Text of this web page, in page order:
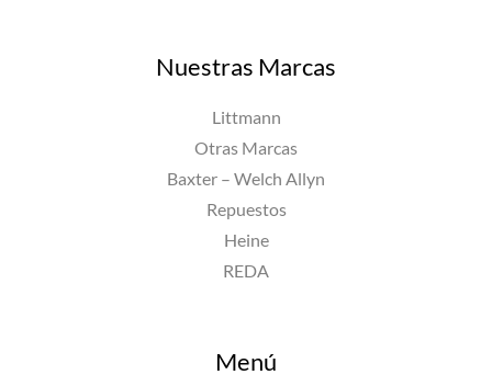
Nuestras Marcas
Littmann
Otras Marcas
Baxter – Welch Allyn
Repuestos
Heine
REDA
Menú